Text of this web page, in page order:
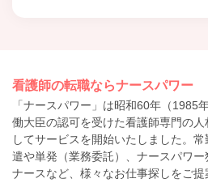
看護師の転職ならナースパワー
「ナースパワー」は昭和60年（1985
働大臣の認可を受けた看護師専門の
してサービスを開始いたしました。
遣や単発（業務委託）、ナースパワ
ナースなど、様々なお仕事探しをご